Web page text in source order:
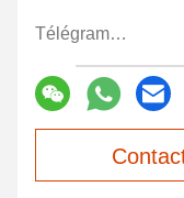
Télégramme: